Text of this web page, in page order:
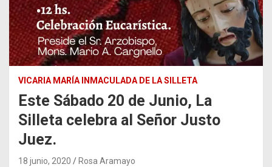
VICARIA MARÍA INMACULADA DE LA SILLETA
Este Sábado 20 de Junio, La
Silleta celebra al Señor Justo
Juez.
18 junio, 2020 Rosa Aramayo